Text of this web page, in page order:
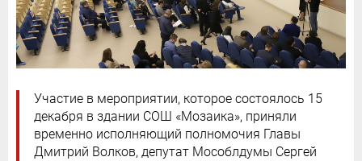
Участие в мероприятии, которое состоялось 15
декабря в здании СОШ «Мозаика», приняли
временно исполняющий полномочия Главы
Дмитрий Волков, депутат Мособлдумы Сергей